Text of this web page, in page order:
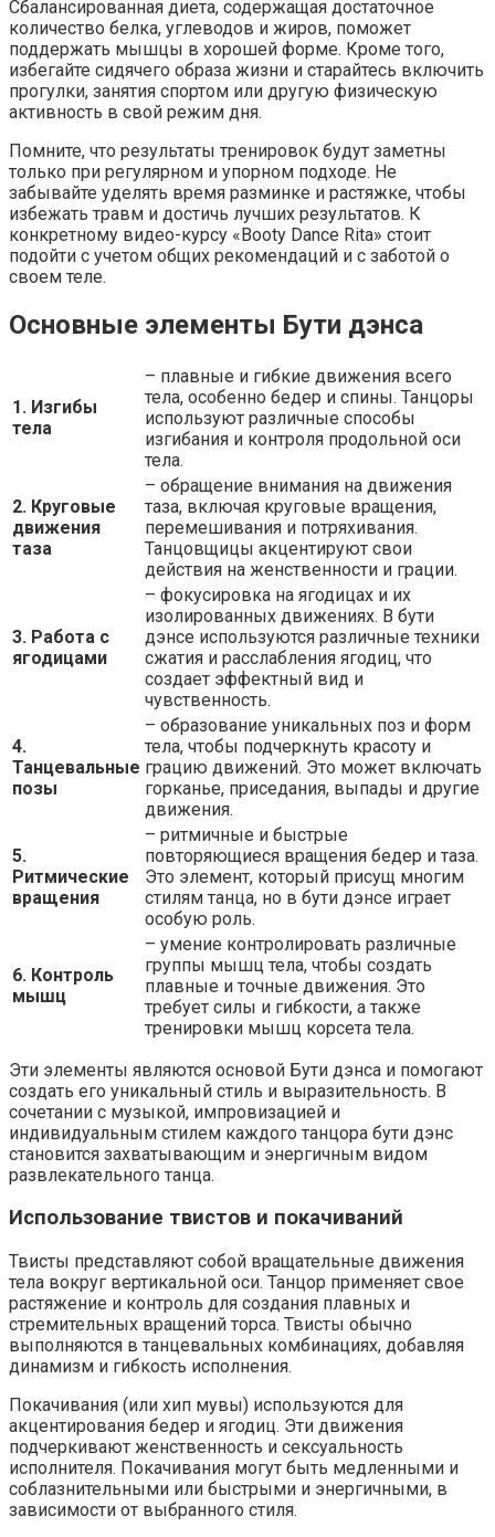
Сбалансированная диета, содержащая достаточное
количество белка, углеводов и жиров, поможет
поддержать мышцы в хорошей форме. Кроме того,
избегайте сидячего образа жизни и старайтесь включить
прогулки, занятия спортом или другую физическую
активность в свой режим дня.
Помните, что результаты тренировок будут заметны
только при регулярном и упорном подходе. Не
забывайте уделять время разминке и растяжке, чтобы
избежать травм и достичь лучших результатов. К
конкретному видео-курсу «Booty Dance Rita» стоит
подойти с учетом общих рекомендаций и с заботой о
своем теле.
Основные элементы Бути дэнса
1. Изгибы
тела
– плавные и гибкие движения всего
тела, особенно бедер и спины. Танцоры
используют различные способы
изгибания и контроля продольной оси
тела.
2. Круговые
движения
таза
– обращение внимания на движения
таза, включая круговые вращения,
перемешивания и потряхивания.
Танцовщицы акцентируют свои
действия на женственности и грации.
3. Работа с
ягодицами
– фокусировка на ягодицах и их
изолированных движениях. В бути
дэнсе используются различные техники
сжатия и расслабления ягодиц, что
создает эффектный вид и
чувственность.
4.
Танцевальные
позы
– образование уникальных поз и форм
тела, чтобы подчеркнуть красоту и
грацию движений. Это может включать
горканье, приседания, выпады и другие
движения.
5.
Ритмические
вращения
– ритмичные и быстрые
повторяющиеся вращения бедер и таза.
Это элемент, который присущ многим
стилям танца, но в бути дэнсе играет
особую роль.
6. Контроль
мышц
– умение контролировать различные
группы мышц тела, чтобы создать
плавные и точные движения. Это
требует силы и гибкости, а также
тренировки мышц корсета тела.
Эти элементы являются основой Бути дэнса и помогают
создать его уникальный стиль и выразительность. В
сочетании с музыкой, импровизацией и
индивидуальным стилем каждого танцора бути дэнс
становится захватывающим и энергичным видом
развлекательного танца.
Использование твистов и покачиваний
Твисты представляют собой вращательные движения
тела вокруг вертикальной оси. Танцор применяет свое
растяжение и контроль для создания плавных и
стремительных вращений торса. Твисты обычно
выполняются в танцевальных комбинациях, добавляя
динамизм и гибкость исполнения.
Покачивания (или хип мувы) используются для
акцентирования бедер и ягодиц. Эти движения
подчеркивают женственность и сексуальность
исполнителя. Покачивания могут быть медленными и
соблазнительными или быстрыми и энергичными, в
зависимости от выбранного стиля.